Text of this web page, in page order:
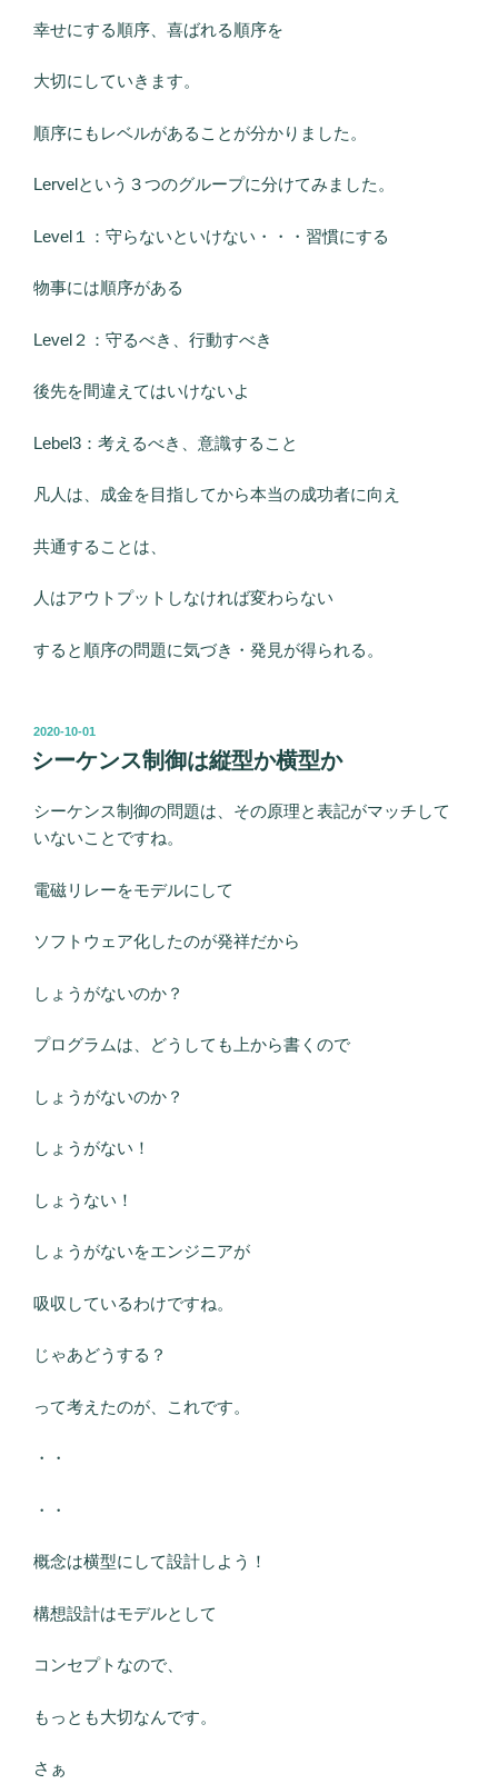
幸せにする順序、喜ばれる順序を
大切にしていきます。
順序にもレベルがあることが分かりました。
Lervelという３つのグループに分けてみました。
Level１：守らないといけない・・・習慣にする
物事には順序がある
Level２：守るべき、行動すべき
後先を間違えてはいけないよ
Lebel3：考えるべき、意識すること
凡人は、成金を目指してから本当の成功者に向え
共通することは、
人はアウトプットしなければ変わらない
すると順序の問題に気づき・発見が得られる。
投
稿
日:
2020-10-01
シーケンス制御は縦型か横型か
シーケンス制御の問題は、その原理と表記がマッチして
いないことですね。
電磁リレーをモデルにして
ソフトウェア化したのが発祥だから
しょうがないのか？
プログラムは、どうしても上から書くので
しょうがないのか？
しょうがない！
しょうない！
しょうがないをエンジニアが
吸収しているわけですね。
じゃあどうする？
って考えたのが、これです。
・・
・・
概念は横型にして設計しよう！
構想設計はモデルとして
コンセプトなので、
もっとも大切なんです。
さぁ